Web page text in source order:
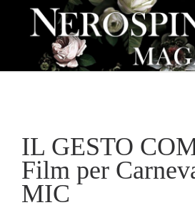
IL GESTO
Film per
MIC